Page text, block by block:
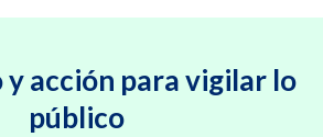
y acción para vigilar lo
público